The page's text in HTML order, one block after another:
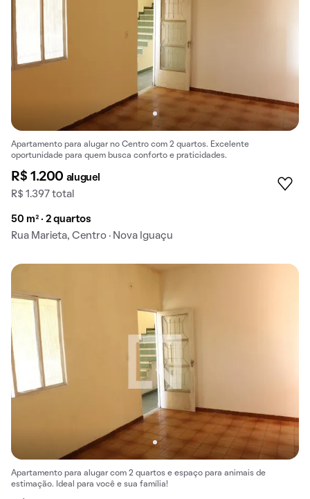
Apartamento para alugar no Centro com 2 quartos. Excelente
oportunidade para quem busca conforto e praticidades.
R$ 1.200 aluguel
R$ 1.397 total
50 m² · 2 quartos
Rua Marieta, Centro · Nova Iguaçu
Apartamento para alugar com 2 quartos e espaço para animais de
estimação. Ideal para você e sua família!